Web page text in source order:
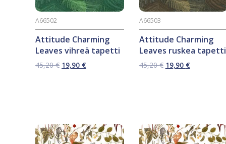
Attitude Charming
Leaves vihreä tapetti
A66502
45,20€ Alkuperäinen
19,90 €Nykyinen
Attitude Charming
Leaves ruskea tapetti
A66503
45,20€ Alkuperäinen
19,90 €Nykyinen